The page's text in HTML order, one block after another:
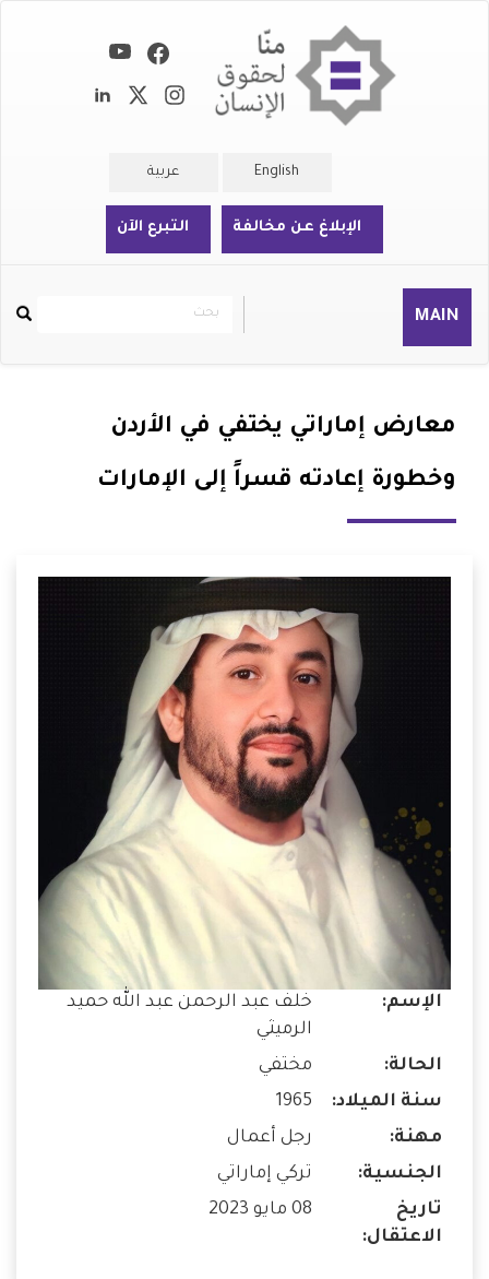
English عربية
الإبلاغ عن مخالفة التبرع الآن
MAIN
Rechercher
بحث
معارض إماراتي يختفي في الأردن
وخطورة إعادته قسراً إلى الإمارات
الإسم:
خلف عبد الرحمن عبد الله حميد
الرميثي
الحالة:
مختفي
سنة الميلاد:
1965
مهنة:
رجل أعمال
الجنسية:
تركي إماراتي
تاريخ
الاعتقال:
08 مايو 2023